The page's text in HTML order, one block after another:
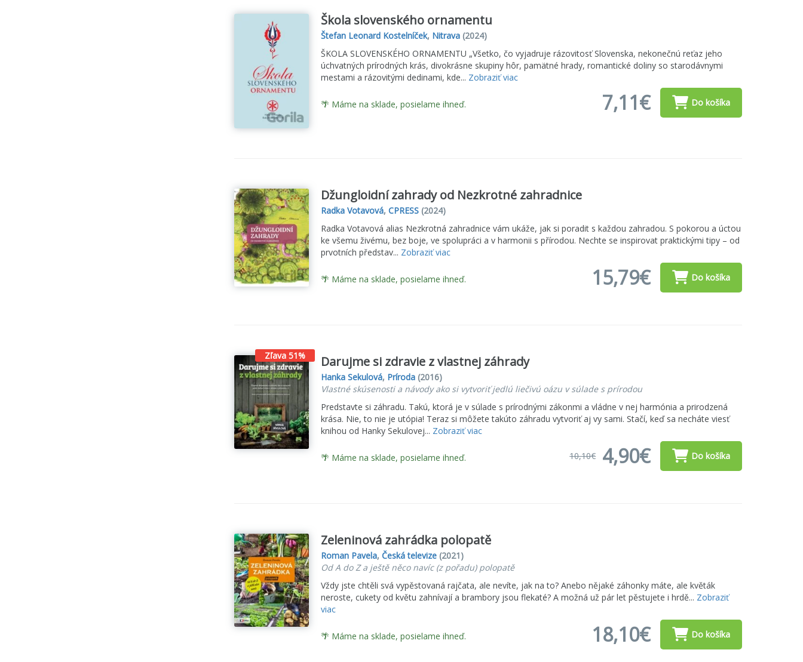
Škola slovenského ornamentu
Štefan Leonard Kostelníček, Nitrava(2024)
ŠKOLA SLOVENSKÉHO ORNAMENTU „Všetko, čo vyjadruje rázovitosť Slovenska, nekonečnú reťaz jeho
úchvatných prírodných krás, divokrásne skupiny hôr, pamätné hrady, romantické doliny so starodávnymi
mestami a rázovitými dedinami, kde... Zobraziť viac
🌴 Máme na sklade, posielame ihneď. 7,11€ Do košíka
Džungloidní zahrady od Nezkrotné zahradnice
Radka Votavová, CPRESS(2024)
Radka Votavová alias Nezkrotná zahradnice vám ukáže, jak si poradit s každou zahradou. S pokorou a úctou
ke všemu živému, bez boje, ve spolupráci a v harmonii s přírodou. Nechte se inspirovat praktickými tipy – od
prvotních představ... Zobraziť viac
🌴 Máme na sklade, posielame ihneď. 15,79€ Do košíka
Zľava 51% Darujme si zdravie z vlastnej záhrady
Hanka Sekulová, Príroda(2016)
Vlastné skúsenosti a návody ako si vytvoriť jedlú liečivú oázu v súlade s prírodou
Predstavte si záhradu. Takú, ktorá je v súlade s prírodnými zákonmi a vládne v nej harmónia a prirodzená
krása. Nie, to nie je utópia! Teraz si môžete takúto záhradu vytvoriť aj vy sami. Stačí, keď sa necháte viesť
knihou od Hanky Sekulovej... Zobraziť viac
🌴 Máme na sklade, posielame ihneď. 10,10€ 4,90€ Do košíka
Zeleninová zahrádka polopatě
Roman Pavela, Česká televize(2021)
Od A do Z a ještě něco navíc (z pořadu) polopatě
Vždy jste chtěli svá vypěstovaná rajčata, ale nevíte, jak na to? Anebo nějaké záhonky máte, ale květák
neroste, cukety od květu zahnívají a brambory jsou flekaté? A možná už pár let pěstujete i hrdě... Zobraziť
viac
🌴 Máme na sklade, posielame ihneď. 18,10€ Do košíka